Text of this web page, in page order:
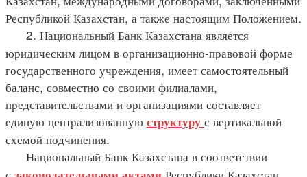
Республикой Казахстан, а также настоящим Положением.
2. Национальный Банк Казахстана является
юридическим лицом в организационно-правовой форме
государственного учреждения, имеет самостоятельный
баланс, совместно со своими филиалами,
представительствами и организациями составляет
единую централизованную структуру с вертикальной
схемой подчинения.
Национальный Банк Казахстана в соответствии